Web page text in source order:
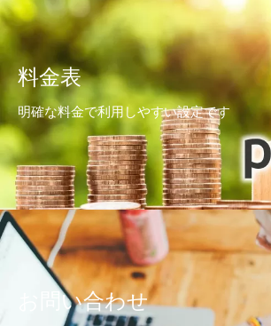
料金表
明確な料金で利用しやすい設定です
お問い合わせ